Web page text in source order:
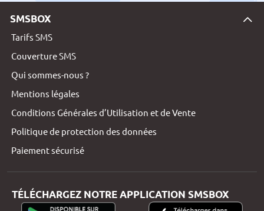
SMSBOX
Tarifs SMS
Couverture SMS
Qui sommes-nous ?
Mentions légales
Conditions Générales d’Utilisation et de Vente
Politique de protection des données
Paiement sécurisé
TÉLÉCHARGEZ NOTRE APPLICATION SMSBOX